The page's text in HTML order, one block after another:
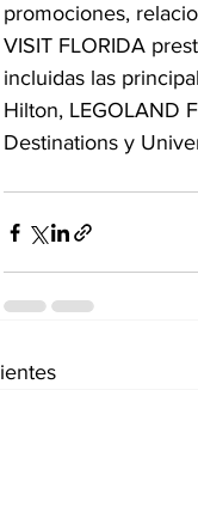
promociones,
VISIT FLORIDA
incluidas las
Hilton, LEGOLAND
Destinations y